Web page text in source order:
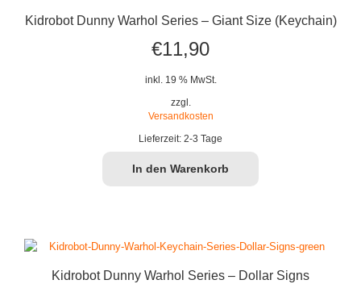
Kidrobot Dunny Warhol Series – Giant Size (Keychain)
€11,90
inkl. 19 % MwSt.
zzgl.
Versandkosten
Lieferzeit: 2-3 Tage
In den Warenkorb
Kidrobot Dunny Warhol Series – Dollar Signs